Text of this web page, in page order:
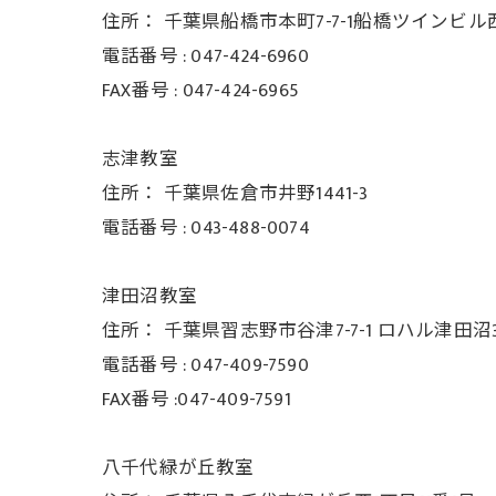
住所： 千葉県船橋市本町7-7-1船橋ツインビル
電話番号 :047-424-6960
FAX番号 : 047-424-6965
志津教室
住所： 千葉県佐倉市井野1441-3
電話番号 :043-488-0074
津田沼教室
住所： 千葉県習志野市谷津7-7-1 ロハル津田沼
電話番号 :047-409-7590
FAX番号 :047-409-7591
八千代緑が丘教室